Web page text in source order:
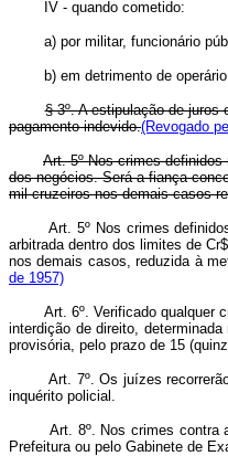
IV - quando cometido:
a) por militar, funcionário
b) em detrimento de
§ 3º. A estipulação de
pagamento indevido.(Revogado
Art. 5º Nos crimes
dos negócios. Será a fiança
mil cruzeiros nos demais casos
Art. 5º Nos crimes
arbitrada dentro dos limites de
nos demais casos, reduzida à
de 1957)
Art. 6º. Verificado qualquer
interdição de direito, determinada
provisória, pelo prazo de 15
Art. 7º. Os juízes
inquérito policial.
Art. 8º. Nos crimes contra
Prefeitura ou pelo Gabinete de